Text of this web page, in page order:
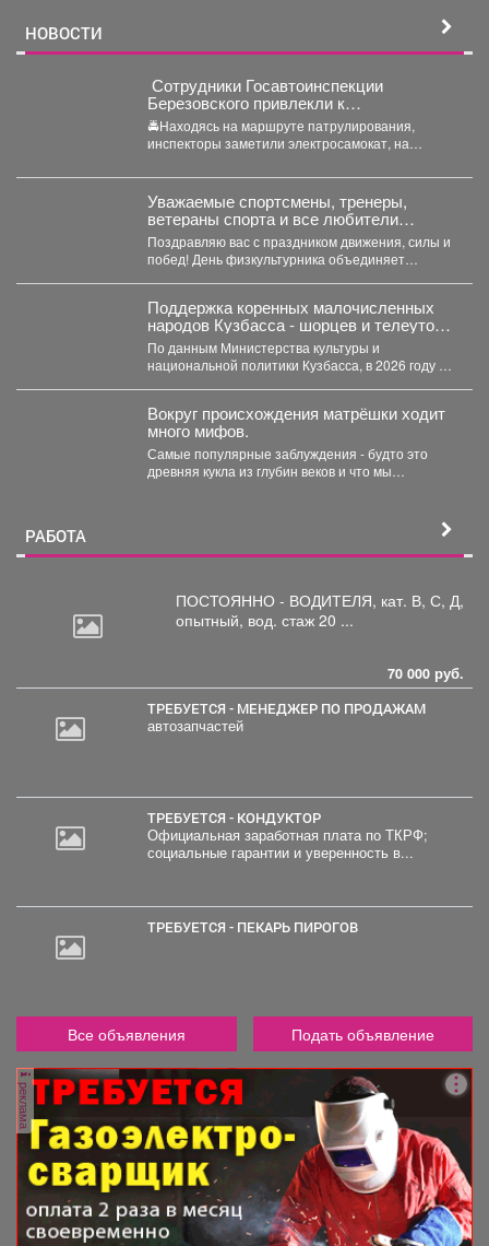
НОВОСТИ
‍ Сотрудники Госавтоинспекции
Березовского привлекли к
ответственности водителя
электросамоката, который перевозил
ребенка
🚔Находясь на маршруте патрулирования,
инспекторы заметили электросамокат, на
мотошлемов....
Уважаемые спортсмены, тренеры,
ветераны спорта и все любители
активного образа жизни!
Поздравляю вас с праздником движения, силы и
побед! День физкультурника объединяет
Поддержка коренных малочисленных
народов Кузбасса - шорцев и телеутов -
год от года получает всё меньше
бюджетных средств.
По данным Министерства культуры и
национальной политики Кузбасса, в 2026 году на
Вокруг происхождения матрёшки ходит
много мифов.
Самые популярные заблуждения - будто это
древняя кукла из глубин веков и что мы
РАБОТА
ПОСТОЯННО - ВОДИТЕЛЯ, кат. В, С, Д,
опытный, вод. стаж 20 ...
70 000 руб.
ТРЕБУЕТСЯ - МЕНЕДЖЕР ПО ПРОДАЖАМ
автозапчастей
ТРЕБУЕТСЯ - КОНДУКТОР
Официальная заработная плата по ТКРФ;
социальные гарантии и уверенность в...
ТРЕБУЕТСЯ - ПЕКАРЬ ПИРОГОВ
Все объявления Подать объявление
реклама